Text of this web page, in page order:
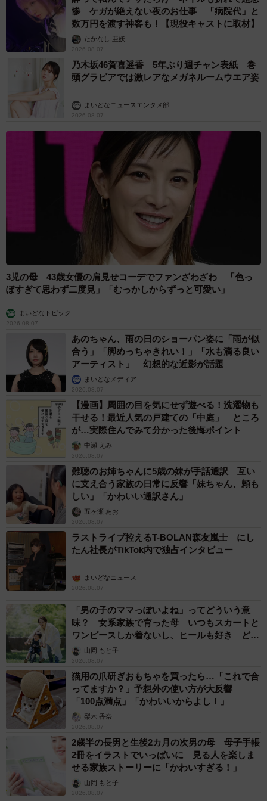
惨 ケガが絶えない夜のお仕事 「病院代」と
数万円を渡す神客も！【現役キャストに取材】
たかなし 亜妖
2026.08.07
乃木坂46賀喜遥香 5年ぶり週チャン表紙 巻
頭グラビアでは激レアなメガネルームウエア姿
まいどなニュースエンタメ部
2026.08.07
3児の母 43歳女優の肩見せコーデでファンざわざわ 「色っ
ぽすぎて思わず二度見」「むっかしからずっと可愛い」
まいどなトピック
2026.08.07
あのちゃん、雨の日のショーパン姿に「雨が似
合う」「脚めっちゃきれい！」「水も滴る良い
アーティスト」 幻想的な近影が話題
まいどなメディア
2026.08.07
【漫画】周囲の目を気にせず遊べる！洗濯物も
干せる！最近人気の戸建ての「中庭」 ところ
が…実際住んでみて分かった後悔ポイント
中瀬 えみ
2026.08.07
難聴のお姉ちゃんに5歳の妹が手話通訳 互い
に支え合う家族の日常に反響「妹ちゃん、頼も
しい」「かわいい通訳さん」
五ヶ瀬 あお
2026.08.07
ラストライブ控えるT-BOLAN森友嵐士 にし
たん社長がTikTok内で独占インタビュー
まいどなニュース
2026.08.07
「男の子のママっぽいよね」ってどういう意
味？ 女系家族で育った母 いつもスカートと
ワンピースしか着ないし、ヒールも好き どの
へんが…
山岡 もと子
2026.08.07
猫用の爪研ぎおもちゃを買ったら…「これで合
ってますか？」予想外の使い方が大反響
「100点満点」「かわいいからよし！」
梨木 香奈
2026.08.07
2歳半の長男と生後2カ月の次男の母 母子手帳
2冊をイラストでいっぱいに 見る人を楽しま
せる家族ストーリーに「かわいすぎる！」
山岡 もと子
2026.08.07